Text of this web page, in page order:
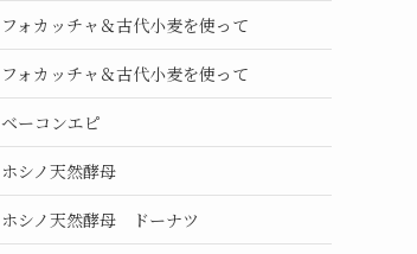
フォカッチャ＆古代小麦を使って
フォカッチャ＆古代小麦を使って
ベーコンエピ
ホシノ天然酵母
ホシノ天然酵母 ドーナツ